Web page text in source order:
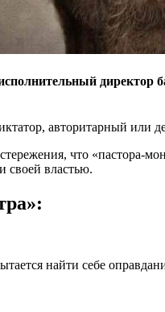
директор
авторитарный или
что
своей властью.
найти себе